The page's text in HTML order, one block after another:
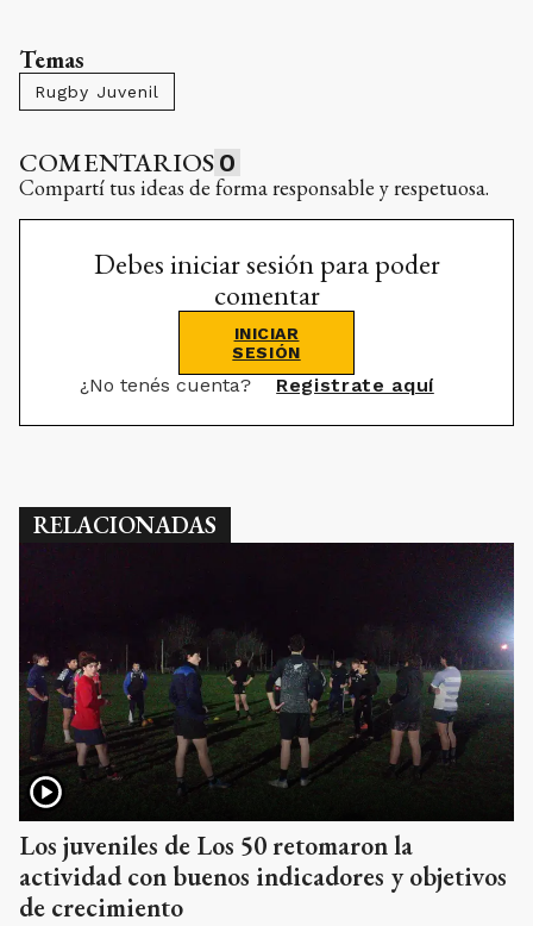
Temas
Rugby Juvenil
COMENTARIOS 0
Compartí tus ideas de forma responsable y respetuosa.
Debes iniciar sesión para poder
comentar
INICIAR
SESIÓN
¿No tenés cuenta? Registrate aquí
RELACIONADAS
Los juveniles de Los 50 retomaron la
actividad con buenos indicadores y objetivos
de crecimiento